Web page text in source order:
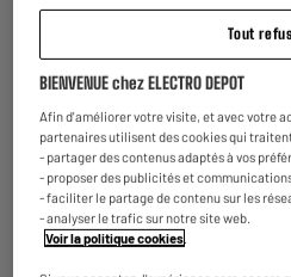
★★★★★
★★★★★
CPL DUO TP LINK
Type : CPL Duo
Vitesse (Mbp/s) :
elec
74€98
Tout
BIENVENUE chez ELECTRO DEPOT
Afin d'améliorer votre visite, et avec votre
partenaires utilisent des cookies qui
- partager des contenus adaptés à vos
- proposer des publicités et
- faciliter le partage de contenu sur les
- analyser le trafic sur notre site web.
Voir la politique cookies.